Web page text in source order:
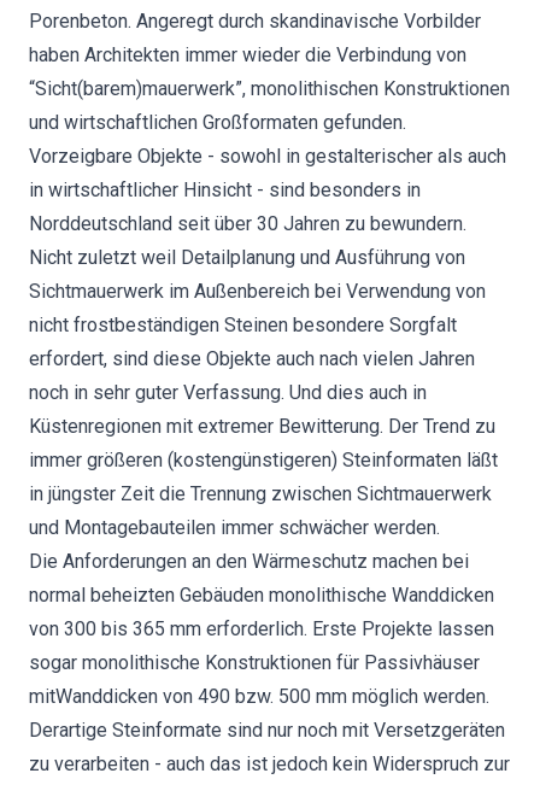
Porenbeton. Angeregt durch skandinavische Vorbilder
haben Architekten immer wieder die Verbindung von
“Sicht(barem)mauerwerk”, monolithischen Konstruktionen
und wirtschaftlichen Großformaten gefunden.
Vorzeigbare Objekte - sowohl in gestalterischer als auch
in wirtschaftlicher Hinsicht - sind besonders in
Norddeutschland seit über 30 Jahren zu bewundern.
Nicht zuletzt weil Detailplanung und Ausführung von
Sichtmauerwerk im Außenbereich bei Verwendung von
nicht frostbeständigen Steinen besondere Sorgfalt
erfordert, sind diese Objekte auch nach vielen Jahren
noch in sehr guter Verfassung. Und dies auch in
Küstenregionen mit extremer Bewitterung. Der Trend zu
immer größeren (kostengünstigeren) Steinformaten läßt
in jüngster Zeit die Trennung zwischen Sichtmauerwerk
und Montagebauteilen immer schwächer werden.
Die Anforderungen an den Wärmeschutz machen bei
normal beheizten Gebäuden monolithische Wanddicken
von 300 bis 365 mm erforderlich. Erste Projekte lassen
sogar monolithische Konstruktionen für Passivhäuser
mitWanddicken von 490 bzw. 500 mm möglich werden.
Derartige Steinformate sind nur noch mit Versetzgeräten
zu verarbeiten - auch das ist jedoch kein Widerspruch zur